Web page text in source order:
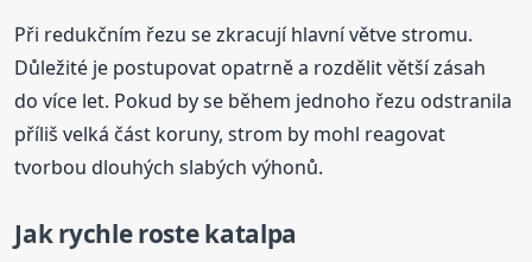
Při redukčním řezu se zkracují hlavní větve stromu.
Důležité je postupovat opatrně a rozdělit větší zásah
do více let. Pokud by se během jednoho řezu odstranila
příliš velká část koruny, strom by mohl reagovat
tvorbou dlouhých slabých výhonů.
Jak rychle roste katalpa